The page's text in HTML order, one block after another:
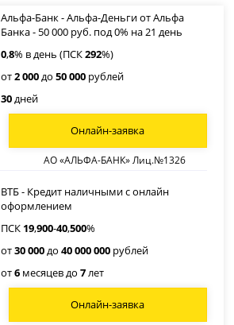
Альфа-Банк - Альфа-Деньги от Альфа
Банка - 50 000 руб. под 0% на 21 день
0,8% в день (ПСК292%)
от2 000до50 000 рублей
30дней
АО «АЛЬФА-БАНК» Лиц.№1326
Онлайн-заявка
ВТБ - Кредит наличными с онлайн
оформлением
ПСК 19,900-40,500%
от30 000до40 000 000 рублей
от6 месяцев до7лет
Онлайн-заявка